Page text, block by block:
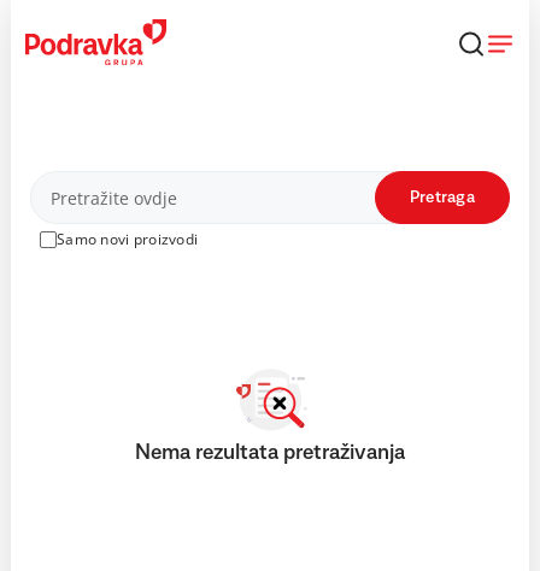
content
Proizvodi
Samo novi proizvodi
Pretraga
Nema rezultata pretraživanja